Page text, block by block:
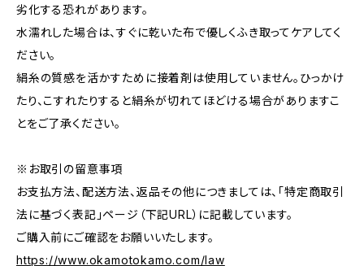
劣化する恐れがあります。
水濡れした場合は、すぐに乾いた布で優しくふき取ってケアしてく
ださい。
絹糸の質感を活かすために接着剤は使用していません。ひっかけ
たり、こすれたりすると絹糸が切れてほどける場合がありますこ
とをご了承ください。
※お取引の留意事項
お支払方法、配送方法、返品その他につきましては、「特定商取引
法に基づく表記」ページ（下記URL）に記載しています。
ご購入前にご確認をお願いいたします。
https://www.okamotokamo.com/law